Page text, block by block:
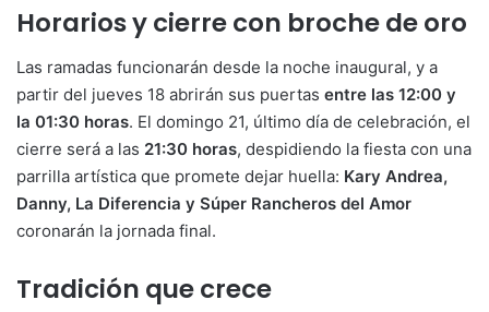
Horarios y cierre con broche de oro
Las ramadas funcionarán desde la noche inaugural, y a
partir del jueves 18 abrirán sus puertas entre las 12:00 y
la 01:30 horas. El domingo 21, último día de celebración, el
cierre será a las 21:30 horas, despidiendo la fiesta con una
parrilla artística que promete dejar huella: Kary Andrea,
Danny, La Diferencia y Súper Rancheros del Amor
coronarán la jornada final.
Tradición que crece